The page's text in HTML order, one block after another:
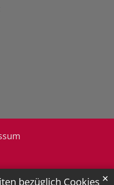
bezüglich Cookies ✕
Facebook